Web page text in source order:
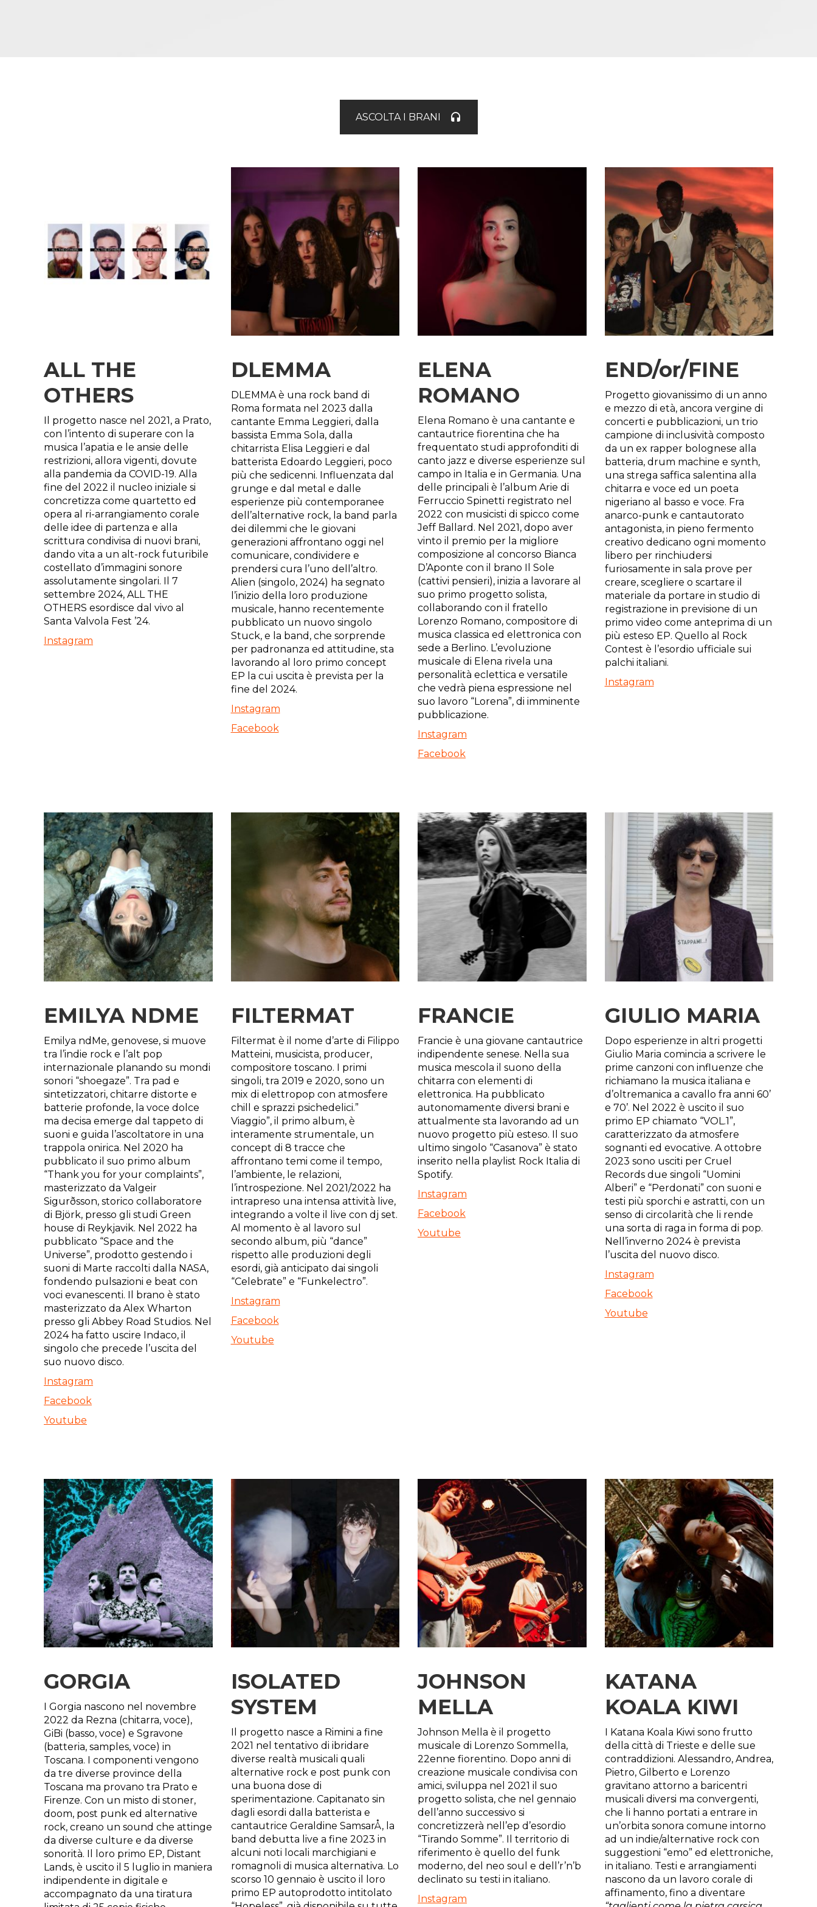
ASCOLTA I BRANI
ALL THE
OTHERS
Il progetto nasce nel 2021, a Prato,
con l’intento di superare con la
musica l’apatia e le ansie delle
restrizioni, allora vigenti, dovute
alla pandemia da COVID-19. Alla
fine del 2022 il nucleo iniziale si
concretizza come quartetto ed
opera al ri-arrangiamento corale
delle idee di partenza e alla
scrittura condivisa di nuovi brani,
dando vita a un alt-rock futuribile
costellato d’immagini sonore
assolutamente singolari. Il 7
settembre 2024, ALL THE
OTHERS esordisce dal vivo al
Santa Valvola Fest ’24.
Instagram
DLEMMA
DLEMMA è una rock band di
Roma formata nel 2023 dalla
cantante Emma Leggieri, dalla
bassista Emma Sola, dalla
chitarrista Elisa Leggieri e dal
batterista Edoardo Leggieri, poco
più che sedicenni. Influenzata dal
grunge e dal metal e dalle
esperienze più contemporanee
dell’alternative rock, la band parla
dei dilemmi che le giovani
generazioni affrontano oggi nel
comunicare, condividere e
prendersi cura l’uno dell’altro.
Alien (singolo, 2024) ha segnato
l’inizio della loro produzione
musicale, hanno recentemente
pubblicato un nuovo singolo
Stuck, e la band, che sorprende
per padronanza ed attitudine, sta
lavorando al loro primo concept
EP la cui uscita è prevista per la
fine del 2024.
Instagram
Facebook
ELENA
ROMANO
Elena Romano è una cantante e
cantautrice fiorentina che ha
frequentato studi approfonditi di
canto jazz e diverse esperienze sul
campo in Italia e in Germania. Una
delle principali è l’album Arie di
Ferruccio Spinetti registrato nel
2022 con musicisti di spicco come
Jeff Ballard. Nel 2021, dopo aver
vinto il premio per la migliore
composizione al concorso Bianca
D’Aponte con il brano Il Sole
(cattivi pensieri), inizia a lavorare al
suo primo progetto solista,
collaborando con il fratello
Lorenzo Romano, compositore di
musica classica ed elettronica con
sede a Berlino. L’evoluzione
musicale di Elena rivela una
personalità eclettica e versatile
che vedrà piena espressione nel
suo lavoro “Lorena”, di imminente
pubblicazione.
Instagram
Facebook
END/or/FINE
Progetto giovanissimo di un anno
e mezzo di età, ancora vergine di
concerti e pubblicazioni, un trio
campione di inclusività composto
da un ex rapper bolognese alla
batteria, drum machine e synth,
una strega saffica salentina alla
chitarra e voce ed un poeta
nigeriano al basso e voce. Fra
anarco-punk e cantautorato
antagonista, in pieno fermento
creativo dedicano ogni momento
libero per rinchiudersi
furiosamente in sala prove per
creare, scegliere o scartare il
materiale da portare in studio di
registrazione in previsione di un
primo video come anteprima di un
più esteso EP. Quello al Rock
Contest è l’esordio ufficiale sui
palchi italiani.
Instagram
EMILYA NDME
Emilya ndMe, genovese, si muove
tra l’indie rock e l’alt pop
internazionale planando su mondi
sonori “shoegaze”. Tra pad e
sintetizzatori, chitarre distorte e
batterie profonde, la voce dolce
ma decisa emerge dal tappeto di
suoni e guida l’ascoltatore in una
trappola onirica. Nel 2020 ha
pubblicato il suo primo album
“Thank you for your complaints”,
masterizzato da Valgeir
Sigurðsson, storico collaboratore
di Björk, presso gli studi Green
house di Reykjavik. Nel 2022 ha
pubblicato “Space and the
Universe”, prodotto gestendo i
suoni di Marte raccolti dalla NASA,
fondendo pulsazioni e beat con
voci evanescenti. Il brano è stato
masterizzato da Alex Wharton
presso gli Abbey Road Studios. Nel
2024 ha fatto uscire Indaco, il
singolo che precede l’uscita del
suo nuovo disco.
Instagram
Facebook
Youtube
FILTERMAT
Filtermat è il nome d’arte di Filippo
Matteini, musicista, producer,
compositore toscano. I primi
singoli, tra 2019 e 2020, sono un
mix di elettropop con atmosfere
chill e sprazzi psichedelici.”
Viaggio”, il primo album, è
interamente strumentale, un
concept di 8 tracce che
affrontano temi come il tempo,
l’ambiente, le relazioni,
l’introspezione. Nel 2021/2022 ha
intrapreso una intensa attività live,
integrando a volte il live con dj set.
Al momento è al lavoro sul
secondo album, più “dance”
rispetto alle produzioni degli
esordi, già anticipato dai singoli
“Celebrate” e “Funkelectro”.
Instagram
Facebook
Youtube
FRANCIE
Francie è una giovane cantautrice
indipendente senese. Nella sua
musica mescola il suono della
chitarra con elementi di
elettronica. Ha pubblicato
autonomamente diversi brani e
attualmente sta lavorando ad un
nuovo progetto più esteso. Il suo
ultimo singolo “Casanova” è stato
inserito nella playlist Rock Italia di
Spotify.
Instagram
Facebook
Youtube
GIULIO MARIA
Dopo esperienze in altri progetti
Giulio Maria comincia a scrivere le
prime canzoni con influenze che
richiamano la musica italiana e
d’oltremanica a cavallo fra anni 60’
e 70’. Nel 2022 è uscito il suo
primo EP chiamato “VOL.1”,
caratterizzato da atmosfere
sognanti ed evocative. A ottobre
2023 sono usciti per Cruel
Records due singoli “Uomini
Alberi” e “Perdonati” con suoni e
testi più sporchi e astratti, con un
senso di circolarità che li rende
una sorta di raga in forma di pop.
Nell’inverno 2024 è prevista
l’uscita del nuovo disco.
Instagram
Facebook
Youtube
GORGIA
I Gorgia nascono nel novembre
2022 da Rezna (chitarra, voce),
GiBi (basso, voce) e Sgravone
(batteria, samples, voce) in
Toscana. I componenti vengono
da tre diverse province della
Toscana ma provano tra Prato e
Firenze. Con un misto di stoner,
doom, post punk ed alternative
rock, creano un sound che attinge
da diverse culture e da diverse
sonorità. Il loro primo EP, Distant
Lands, è uscito il 5 luglio in maniera
indipendente in digitale e
accompagnato da una tiratura
ISOLATED
SYSTEM
Il progetto nasce a Rimini a fine
2021 nel tentativo di ibridare
diverse realtà musicali quali
alternative rock e post punk con
una buona dose di
sperimentazione. Capitanato sin
dagli esordi dalla batterista e
cantautrice Geraldine SamsarÅ, la
band debutta live a fine 2023 in
alcuni noti locali marchigiani e
romagnoli di musica alternativa. Lo
scorso 10 gennaio è uscito il loro
primo EP autoprodotto intitolato
JOHNSON
MELLA
Johnson Mella è il progetto
musicale di Lorenzo Sommella,
22enne fiorentino. Dopo anni di
creazione musicale condivisa con
amici, sviluppa nel 2021 il suo
progetto solista, che nel gennaio
dell’anno successivo si
concretizzerà nell’ep d’esordio
“Tirando Somme”. Il territorio di
riferimento è quello del funk
moderno, del neo soul e dell’r’n’b
declinato su testi in italiano.
Instagram
KATANA
KOALA KIWI
I Katana Koala Kiwi sono frutto
della città di Trieste e delle sue
contraddizioni. Alessandro, Andrea,
Pietro, Gilberto e Lorenzo
gravitano attorno a baricentri
musicali diversi ma convergenti,
che li hanno portati a entrare in
un’orbita sonora comune intorno
ad un indie/alternative rock con
suggestioni “emo” ed elettroniche,
in italiano. Testi e arrangiamenti
nascono da un lavoro corale di
affinamento, fino a diventare